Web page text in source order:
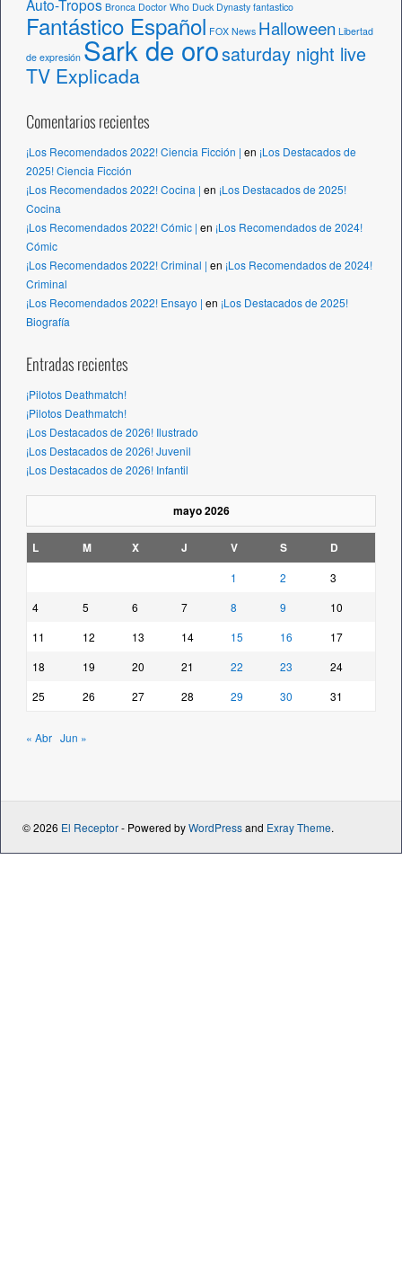
Auto-Tropos Bronca Doctor Who Duck Dynasty fantastico
Fantástico Español FOX News Halloween Libertad
de expresión Sark de orosaturday night live
TV Explicada
Comentarios recientes
¡Los Recomendados 2022! Ciencia Ficción | en ¡Los Destacados de
2025! Ciencia Ficción
¡Los Recomendados 2022! Cocina | en ¡Los Destacados de 2025!
Cocina
¡Los Recomendados 2022! Cómic | en ¡Los Recomendados de 2024!
Cómic
¡Los Recomendados 2022! Criminal | en ¡Los Recomendados de 2024!
Criminal
¡Los Recomendados 2022! Ensayo | en ¡Los Destacados de 2025!
Biografía
Entradas recientes
¡Pilotos Deathmatch!
¡Pilotos Deathmatch!
¡Los Destacados de 2026! Ilustrado
¡Los Destacados de 2026! Juvenil
¡Los Destacados de 2026! Infantil
mayo 2026
L M X J V S D
1 2
3
4
5 6 7 8 9
10
11
12 13 14 15 16
17
18
19 20 21 22 23
24
25
26 27 28 29 30 31
« Abr Jun »
© 2026 El Receptor- Powered byWordPressand Exray Theme.